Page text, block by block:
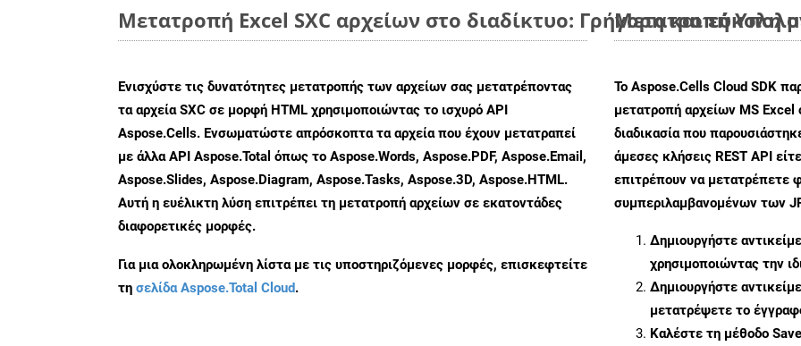
Μετατροπή Excel SXC αρχείων στο διαδίκτυο: Γρήγορη και εύκολη
Ενισχύστε τις δυνατότητες μετατροπής των αρχείων σας μετατρέποντας
τα αρχεία SXC σε μορφή HTML χρησιμοποιώντας το ισχυρό API
Aspose.Cells. Ενσωματώστε απρόσκοπτα τα αρχεία που έχουν μετατραπεί
με άλλα API Aspose.Total όπως το Aspose.Words, Aspose.PDF, Aspose.Email,
Aspose.Slides, Aspose.Diagram, Aspose.Tasks, Aspose.3D, Aspose.HTML.
Αυτή η ευέλικτη λύση επιτρέπει τη μετατροπή αρχείων σε εκατοντάδες
διαφορετικές μορφές.
Για μια ολοκληρωμένη λίστα με τις υποστηριζόμενες μορφές, επισκεφτείτε
τη σελίδα Aspose.Total Cloud.
Μετατροπή
Το Aspose.Cells Cloud SDK
μετατροπή αρχείων MS Excel
διαδικασία που
άμεσες κλήσεις REST API
επιτρέπουν να μετατρέπετε
συμπεριλαμβανομένων των
Δημιουργήστε
χρησιμοποιώντας την
Δημιουργήστε
μετατρέψετε το
Καλέστε τη μέθοδο